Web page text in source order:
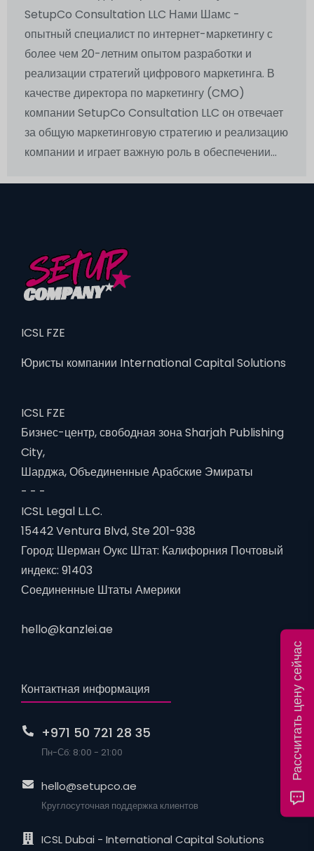
SetupCo Consultation LLC Нами Шамс -
опытный специалист по интернет-маркетингу с
более чем 20-летним опытом разработки и
реализации стратегий цифрового маркетинга. В
качестве директора по маркетингу (CMO)
компании SetupCo Consultation LLC он отвечает
за общую маркетинговую стратегию и реализацию
компании и играет важную роль в обеспечении...
ICSL FZE
Юристы компании International Capital Solutions
ICSL FZE
Бизнес-центр, свободная зона Sharjah Publishing
City,
Шарджа, Объединенные Арабские Эмираты
- - -
ICSL Legal L.L.C.
15442 Ventura Blvd, Ste 201-938
Город: Шерман Оукс Штат: Калифорния Почтовый
индекс: 91403
Соединенные Штаты Америки
hello@kanzlei.ae
Контактная информация
+971 50 721 28 35
Пн-Сб: 8:00 - 21:00
hello@setupco.ae
Круглосуточная поддержка клиентов
ICSL Dubai - International Capital Solutions
Рассчитать цену сейчас